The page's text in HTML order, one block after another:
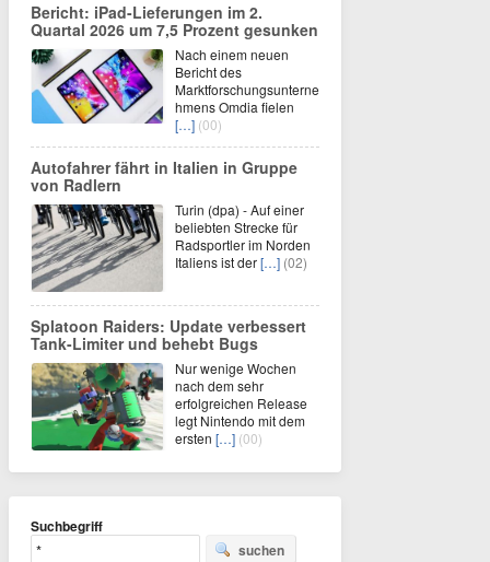
Bericht: iPad-Lieferungen im 2.
Quartal 2026 um 7,5 Prozent gesunken
Nach einem neuen
Bericht des
Marktforschungsunterne
hmens Omdia fielen
[…] (00)
Autofahrer fährt in Italien in Gruppe
von Radlern
Turin (dpa) - Auf einer
beliebten Strecke für
Radsportler im Norden
Italiens ist der[…] (02)
Splatoon Raiders: Update verbessert
Tank-Limiter und behebt Bugs
Nur wenige Wochen
nach dem sehr
erfolgreichen Release
legt Nintendo mit dem
ersten […] (00)
Suchbegriff
suchen